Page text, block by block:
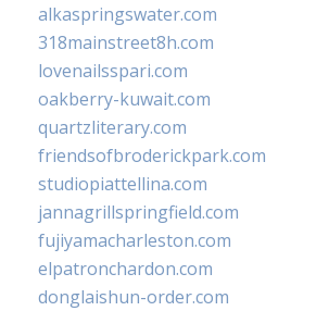
alkaspringswater.com
318mainstreet8h.com
lovenailsspari.com
oakberry-kuwait.com
quartzliterary.com
friendsofbroderickpark.com
studiopiattellina.com
jannagrillspringfield.com
fujiyamacharleston.com
elpatronchardon.com
donglaishun-order.com